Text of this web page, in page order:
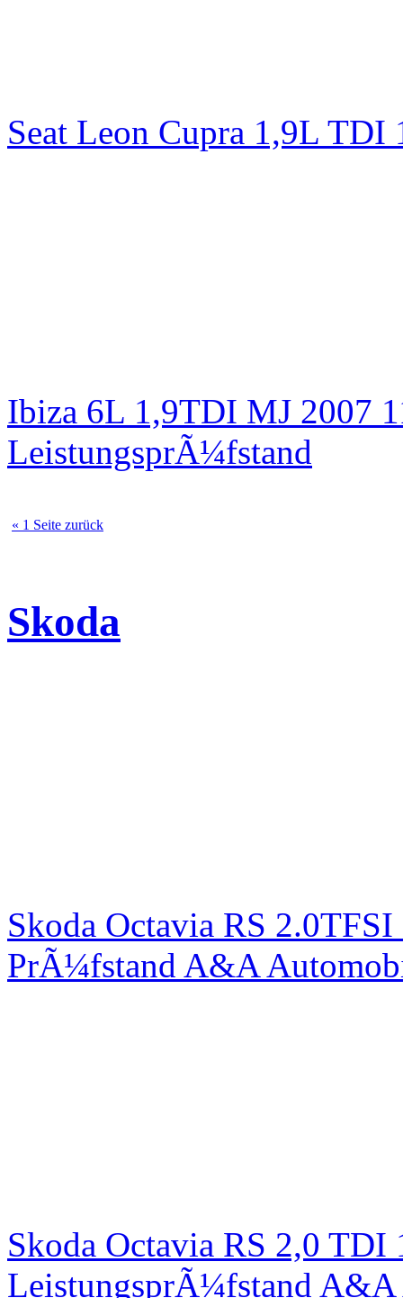
Seat Leon Cupra 1,9L TDI
Ibiza 6L 1,9TDI MJ 2007
LeistungsprÃ¼fstand
« 1 Seite zurück
Skoda
Skoda Octavia RS
PrÃ¼fstand A&A
Skoda Octavia RS 2,0
LeistungsprÃ¼fstand